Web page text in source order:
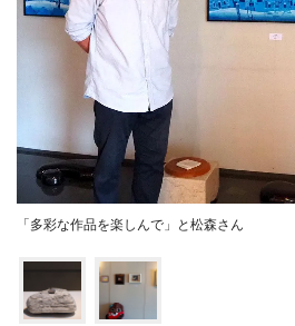
「多彩な作品を楽しんで」と松森さん